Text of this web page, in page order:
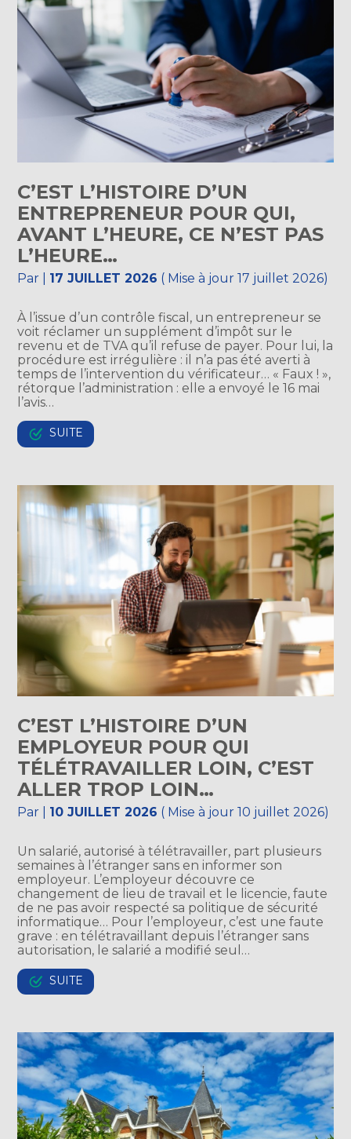
C’EST L’HISTOIRE D’UN
ENTREPRENEUR POUR QUI,
AVANT L’HEURE, CE N’EST PAS
L’HEURE…
Par 17 JUILLET 2026 ( Mise à jour 17 juillet 2026)
À l’issue d’un contrôle fiscal, un entrepreneur se
voit réclamer un supplément d’impôt sur le
revenu et de TVA qu’il refuse de payer. Pour lui, la
procédure est irrégulière : il n’a pas été averti à
temps de l’intervention du vérificateur… « Faux ! »,
rétorque l’administration : elle a envoyé le 16 mai
l’avis…
SUITE
C’EST L’HISTOIRE D’UN
EMPLOYEUR POUR QUI
TÉLÉTRAVAILLER LOIN, C’EST
ALLER TROP LOIN…
Par 10 JUILLET 2026 ( Mise à jour 10 juillet 2026)
Un salarié, autorisé à télétravailler, part plusieurs
semaines à l’étranger sans en informer son
employeur. L’employeur découvre ce
changement de lieu de travail et le licencie, faute
de ne pas avoir respecté sa politique de sécurité
informatique… Pour l’employeur, c’est une faute
grave : en télétravaillant depuis l’étranger sans
autorisation, le salarié a modifié seul…
SUITE